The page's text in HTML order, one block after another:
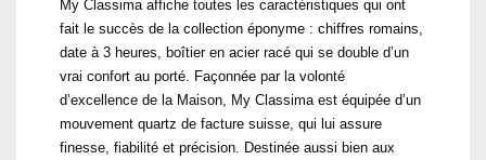
My Classima affiche toutes les caractéristiques qui ont
fait le succès de la collection éponyme : chiffres romains,
date à 3 heures, boîtier en acier racé qui se double d’un
vrai confort au porté. Façonnée par la volonté
d’excellence de la Maison, My Classima est équipée d’un
mouvement quartz de facture suisse, qui lui assure
finesse, fiabilité et précision. Destinée aussi bien aux